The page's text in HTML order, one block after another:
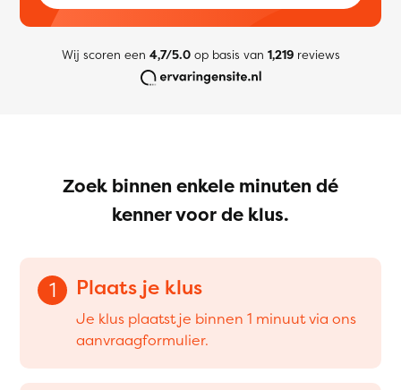
Wij scoren een 4,7/5.0op basis van 1,219reviews
Zoek binnen enkele minuten dé
kenner voor de klus.
1 Plaats je klus
Je klus plaatst je binnen 1 minuut via ons
aanvraagformulier.